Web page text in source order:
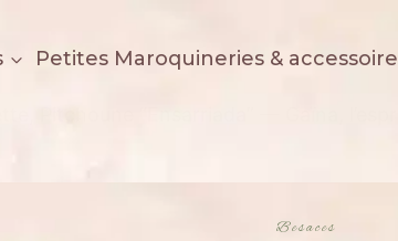
Petites Maroquineries & accessoire
Besaces